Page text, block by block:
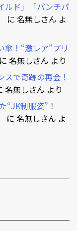
ルド」「パンチパ
に 名無しさん よ
傘！“激レア”プリ
に 名無しさん より
で奇跡の再会！
名無しさん より
“JK制服姿”！
に 名無しさん よ